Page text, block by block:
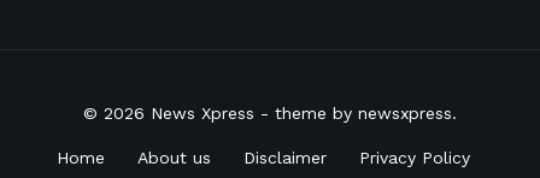
© 2026 News Xpress - theme by newsxpress.
Home About us Disclaimer Privacy Policy